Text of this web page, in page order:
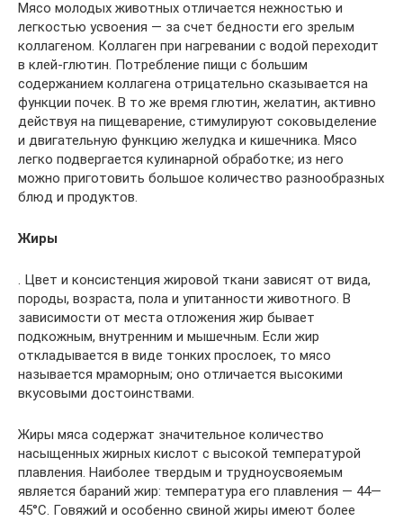
Мясо молодых животных отличается нежностью и
легкостью усвоения — за счет бедности его зрелым
коллагеном. Коллаген при нагревании с водой переходит
в клей-глютин. Потребление пищи с большим
содержанием коллагена отрицательно сказывается на
функции почек. В то же время глютин, желатин, активно
действуя на пищеварение, стимулируют соковыделение
и двигательную функцию желудка и кишечника. Мясо
легко подвергается кулинарной обработке; из него
можно приготовить большое количество разнообразных
блюд и продуктов.
Жиры
. Цвет и консистенция жировой ткани зависят от вида,
породы, возраста, пола и упитанности животного. В
зависимости от места отложения жир бывает
подкожным, внутренним и мышечным. Если жир
откладывается в виде тонких прослоек, то мясо
называется мраморным; оно отличается высокими
вкусовыми достоинствами.
Жиры мяса содержат значительное количество
насыщенных жирных кислот с высокой температурой
плавления. Наиболее твердым и трудноусвояемым
является бараний жир: температура его плавления — 44—
45°С. Говяжий и особенно свиной жиры имеют более